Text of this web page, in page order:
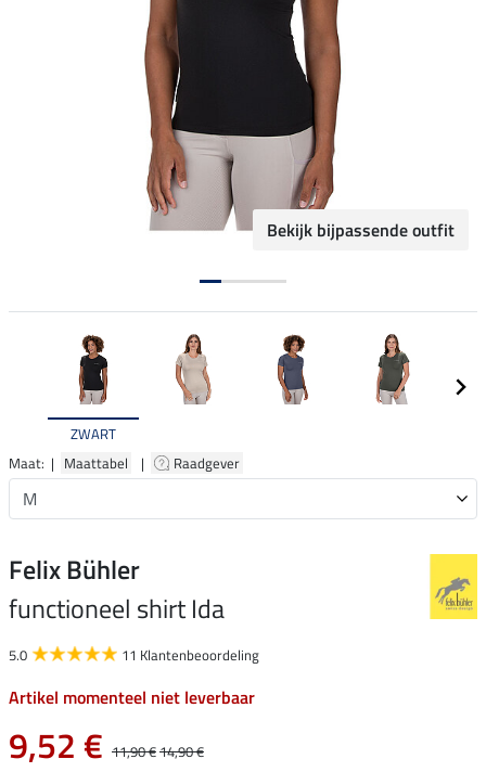
Bekijk bijpassende outfit
ZWART
Maat: | Maattabel | Raadgever
Felix Bühler
functioneel shirt Ida
5.0 11 Klantenbeoordeling
Artikel momenteel niet leverbaar
9,52 € 11,90 €14,90 €